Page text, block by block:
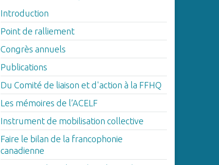
Introduction
Point de ralliement
Congrès annuels
Publications
Du Comité de liaison et d'action à la FFHQ
Les mémoires de l’ACELF
Instrument de mobilisation collective
Faire le bilan de la francophonie
canadienne